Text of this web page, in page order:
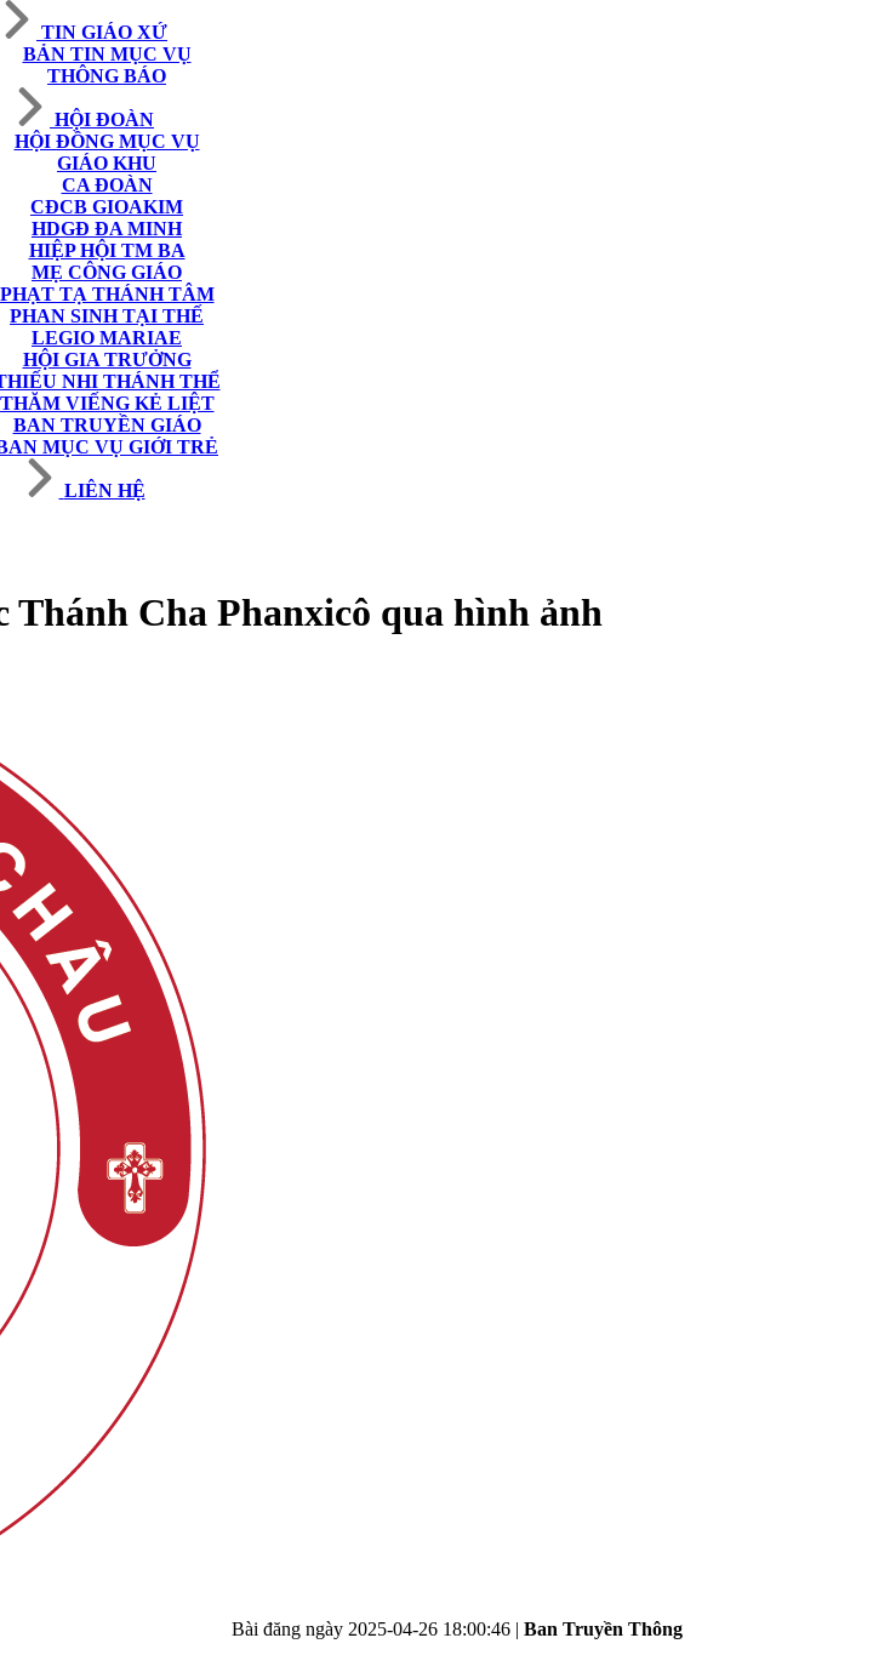
TIN GIÁO XỨ
BẢN TIN MỤC VỤ
THÔNG BÁO
HỘI ĐOÀN
HỘI ĐỒNG MỤC VỤ
GIÁO KHU
CA ĐOÀN
CĐCB GIOAKIM
HDGĐ ĐA MINH
HIỆP HỘI TM BA
MẸ CÔNG GIÁO
PHẠT TẠ THÁNH TÂM
PHAN SINH TẠI THẾ
LEGIO MARIAE
HỘI GIA TRƯỞNG
NHI THÁNH THỂ
THĂM VIẾNG KẺ LIỆT
BAN TRUYỀN GIÁO
MỤC VỤ GIỚI TRẺ
LIÊN HỆ
Cha Phanxicô qua hình ảnh
Bài đăng ngày 2025-04-26 18:00:46 | Ban Truyền Thông